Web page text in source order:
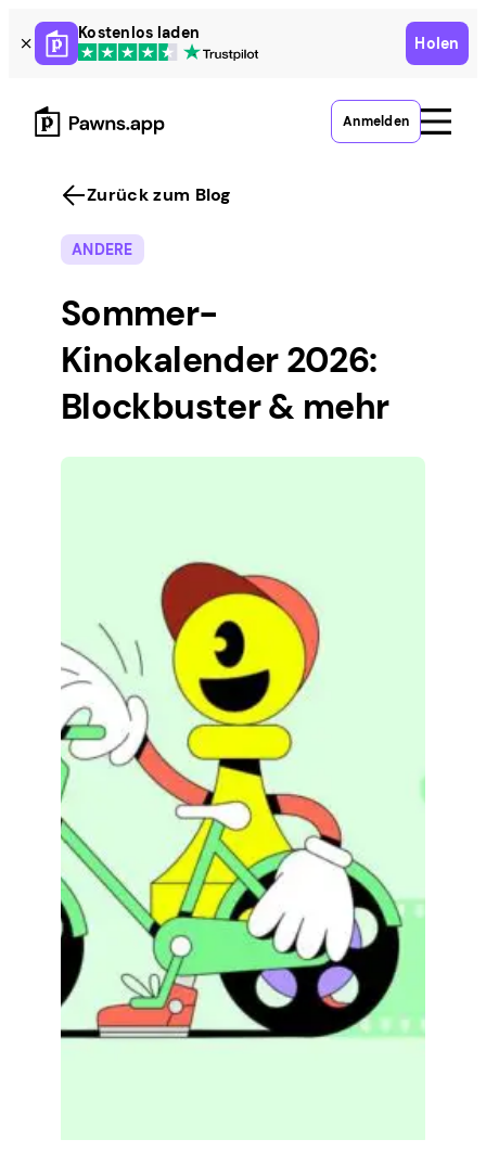
Skip
to
content
Kostenlos laden
Holen
Anmelden
Zurück zum Blog
ANDERE
Sommer-
Kinokalender 2026:
Blockbuster & mehr